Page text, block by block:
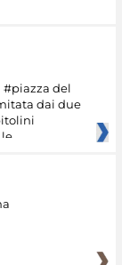
#piazza del
dai due
le